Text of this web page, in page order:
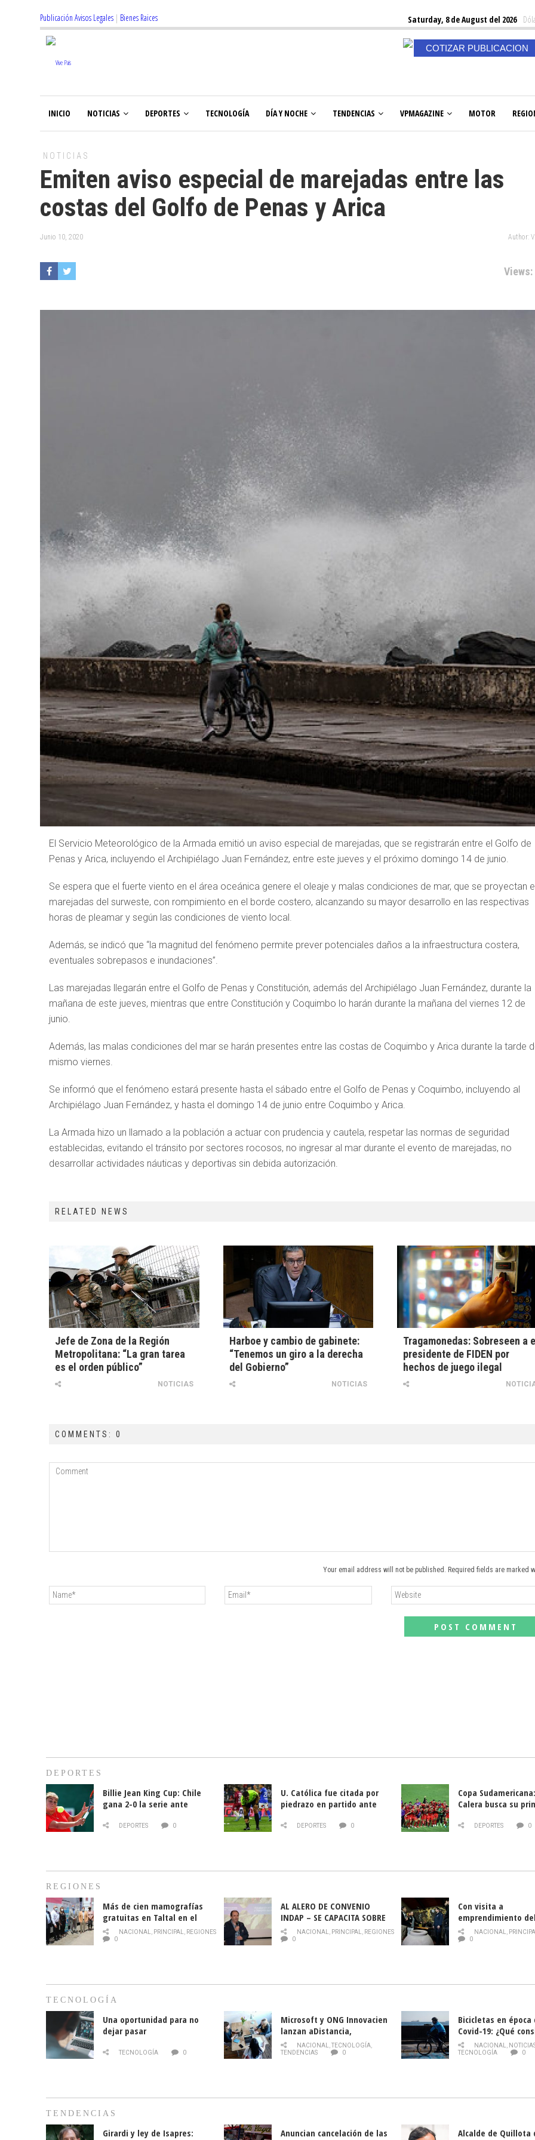
Publicación Avisos Legales | Bienes Raices Saturday, 8 de August del 2026
COTIZAR PUBLICACION
INICIO NOTICIAS DEPORTES TECNOLOGÍA DÍA Y NOCHE TENDENCIAS VPMAGAZINE MOTOR
NOTICIAS
Emiten aviso especial de marejadas entre las
costas del Golfo de Penas y Arica
Junio 10, 2020 Author:
Views:
El Servicio Meteorológico de la Armada emitió un aviso especial de marejadas, que se registrarán entre el Golfo de
Penas y Arica, incluyendo el Archipiélago Juan Fernández, entre este jueves y el próximo domingo 14 de junio.
Se espera que el fuerte viento en el área oceánica genere el oleaje y malas condiciones de mar, que se proyectan
marejadas del surweste, con rompimiento en el borde costero, alcanzando su mayor desarrollo en las respectivas
horas de pleamar y según las condiciones de viento local.
Además, se indicó que “la magnitud del fenómeno permite prever potenciales daños a la infraestructura costera,
eventuales sobrepasos e inundaciones”.
Las marejadas llegarán entre el Golfo de Penas y Constitución, además del Archipiélago Juan Fernández, durante la
mañana de este jueves, mientras que entre Constitución y Coquimbo lo harán durante la mañana del viernes 12 de
junio.
Además, las malas condiciones del mar se harán presentes entre las costas de Coquimbo y Arica durante la tarde
mismo viernes.
Se informó que el fenómeno estará presente hasta el sábado entre el Golfo de Penas y Coquimbo, incluyendo al
Archipiélago Juan Fernández, y hasta el domingo 14 de junio entre Coquimbo y Arica.
La Armada hizo un llamado a la población a actuar con prudencia y cautela, respetar las normas de seguridad
establecidas, evitando el tránsito por sectores rocosos, no ingresar al mar durante el evento de marejadas, no
desarrollar actividades náuticas y deportivas sin debida autorización.
RELATED NEWS
Jefe de Zona de la Región
Metropolitana: “La gran tarea
es el orden público”
NOTICIAS
Harboe y cambio de gabinete:
“Tenemos un giro a la derecha
del Gobierno”
NOTICIAS
Tragamonedas: Sobreseen a
presidente de FIDEN por
hechos de juego ilegal
COMMENTS: 0
Your email address will not be published. Required fields are marked
DEPORTES
Billie Jean King Cup: Chile
gana 2-0 la serie ante
DEPORTES 0
U. Católica fue citada por
piedrazo en partido ante
DEPORTES 0
Copa
Calera busca su
DEPORTES 0
REGIONES
Más de cien mamografías
gratuitas en Taltal en el
mes de la prevención del
cáncer de mama
NACIONAL, PRINCIPAL, REGIONES
0
AL ALERO DE CONVENIO
INDAP – SE CAPACITA SOBRE
PLAGA DROSOPHILA SUZUKII
NACIONAL, PRINCIPAL, REGIONES
0
Con visita a
emprendimiento
y llamado al
historia campesina
NACIONAL,
0
TECNOLOGÍA
Una oportunidad para no
dejar pasar
TECNOLOGÍA 0
Microsoft y ONG Innovacien
lanzan aDistancia,
plataforma con cursos
gratuitos online sobre
NACIONAL,TECNOLOGÍA,
TENDENCIAS
0
Bicicletas en época
Covid-19: ¿Qué
momento de
NACIONAL,
TECNOLOGÍA
0
TENDENCIAS
Girardi y ley de Isapres:
Anuncian cancelación de las
Alcalde de Quillota